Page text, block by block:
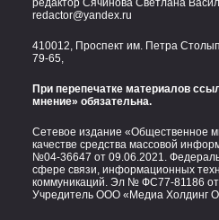
редактор Сячинова Светлана
redactor@yandex.ru
410012, Проспект им. Петра
79-65,
При перепечатке материалов
мнение» обязательна.
Сетевое издание «Общественное
качестве средства массовой
№04-36647 от 09.06.2021.
сфере связи, информационных
коммуникаций. Эл № ФС77-81186 от
Учредитель ООО «Медиа Холдинг